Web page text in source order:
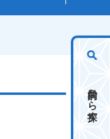
目的から探す